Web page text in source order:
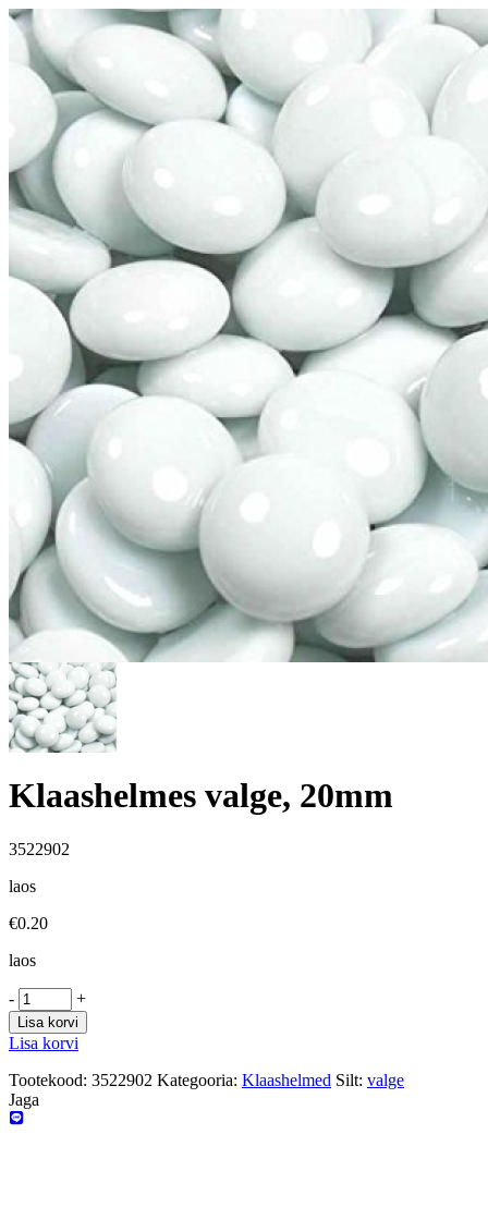
Klaashelmes valge, 20mm
3522902
laos
€0.20
laos
- +
Lisa korvi
Lisa korvi
Tootekood: 3522902 Kategooria: Klaashelmed Silt: valge
Jaga